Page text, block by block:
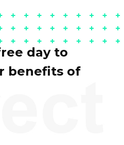
day to
benefits of